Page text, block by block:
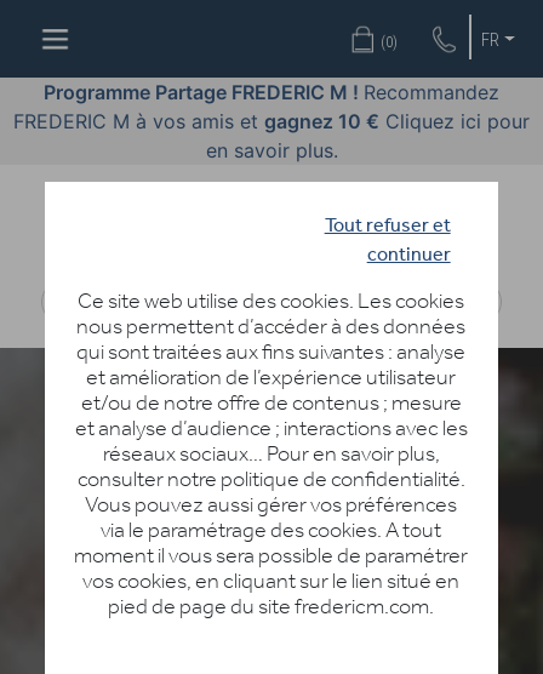
Tout refuser et
continuer
Ce site web utilise des cookies. Les cookies
nous permettent d’accéder à des données
qui sont traitées aux fins suivantes : analyse
et amélioration de l’expérience utilisateur
et/ou de notre offre de contenus ; mesure
et analyse d’audience ; interactions avec les
réseaux sociaux… Pour en savoir plus,
consulter notre politique de confidentialité.
Vous pouvez aussi gérer vos préférences
via le paramétrage des cookies. A tout
moment il vous sera possible de paramétrer
vos cookies, en cliquant sur le lien situé en
pied de page du site fredericm.com.
FR
(0)
Programme Partage FREDERIC M ! Recommandez
FREDERIC M à vos amis et gagnez 10 € Cliquez ici pour
en savoir plus.
OFFRES
COSMÉTIQUES
PARFUMS
BODY
DIAGNOSTIC
PEAU
DEVENIR
DISTRIBUTEUR
PAYS
LIVRAISON